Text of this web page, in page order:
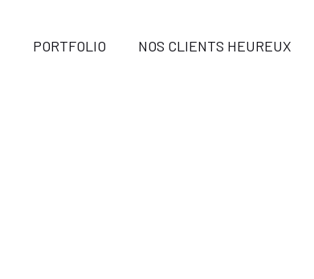
PORTFOLIO NOS CLIENTS HEUREUX